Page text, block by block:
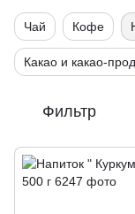
Чай Кофе
Какао и какао-
Фильтр